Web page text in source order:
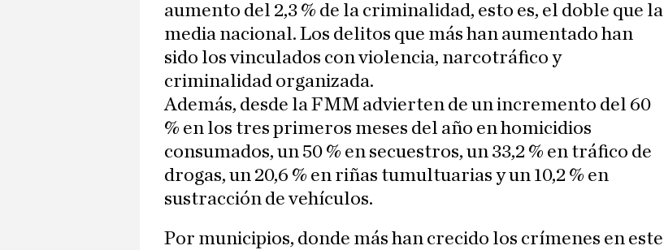
aumento del 2,3 % de la criminalidad, esto es, el doble que la
media nacional. Los delitos que más han aumentado han
sido los vinculados con violencia, narcotráfico y
criminalidad organizada.
Además, desde la FMM advierten de un incremento del 60
% en los tres primeros meses del año en homicidios
consumados, un 50 % en secuestros, un 33,2 % en tráfico de
drogas, un 20,6 % en riñas tumultuarias y un 10,2 % en
sustracción de vehículos.
Por municipios, donde más han crecido los crímenes en este